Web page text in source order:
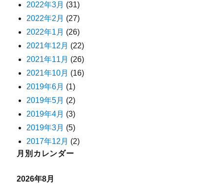
2022年3月 (31)
2022年2月 (27)
2022年1月 (26)
2021年12月 (22)
2021年11月 (26)
2021年10月 (16)
2019年6月 (1)
2019年5月 (2)
2019年4月 (3)
2019年3月 (5)
2017年12月 (2)
月別カレンダー
2026年8月